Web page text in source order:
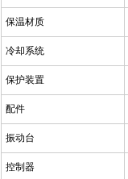
保温材质
冷却系统
保护装置
配件
振动台
控制器